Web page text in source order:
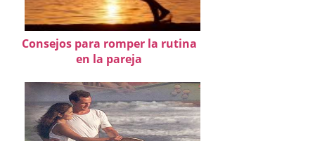
Consejos para romper la rutina
en la pareja